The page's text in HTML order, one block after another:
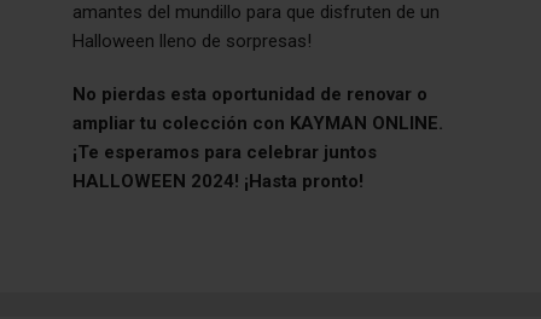
amantes del mundillo para que disfruten de un
Halloween lleno de sorpresas!
No pierdas esta oportunidad de renovar o
ampliar tu colección con KAYMAN ONLINE.
¡Te esperamos para celebrar juntos
HALLOWEEN 2024! ¡Hasta pronto!